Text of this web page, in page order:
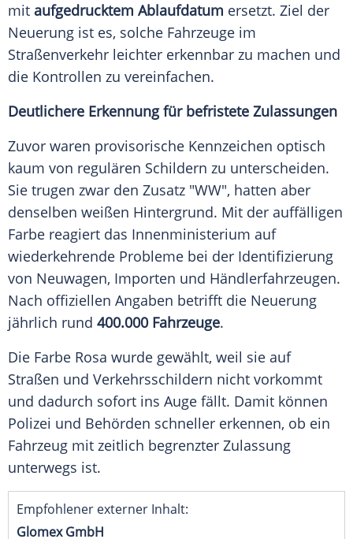
mit aufgedrucktem Ablaufdatum ersetzt. Ziel der
Neuerung ist es, solche Fahrzeuge im
Straßenverkehr leichter erkennbar zu machen und
die Kontrollen zu vereinfachen.
Deutlichere Erkennung für befristete Zulassungen
Zuvor waren provisorische Kennzeichen optisch
kaum von regulären Schildern zu unterscheiden.
Sie trugen zwar den Zusatz "WW", hatten aber
denselben weißen Hintergrund. Mit der auffälligen
Farbe reagiert das Innenministerium auf
wiederkehrende Probleme bei der Identifizierung
von Neuwagen, Importen und Händlerfahrzeugen.
Nach offiziellen Angaben betrifft die Neuerung
jährlich rund 400.000 Fahrzeuge.
Die Farbe Rosa wurde gewählt, weil sie auf
Straßen und Verkehrsschildern nicht vorkommt
und dadurch sofort ins Auge fällt. Damit können
Polizei und Behörden schneller erkennen, ob ein
Fahrzeug mit zeitlich begrenzter Zulassung
unterwegs ist.
Empfohlener externer Inhalt:
Glomex GmbH